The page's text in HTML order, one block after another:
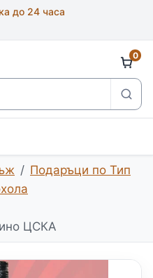
до 24 часа
0
Подаръци по Тип
ЦСКА